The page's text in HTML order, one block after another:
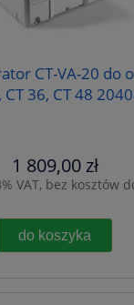
CT-VA-20 do
CT 36, CT 48
1 809,00 zł
VAT, bez kosztów
do koszyka